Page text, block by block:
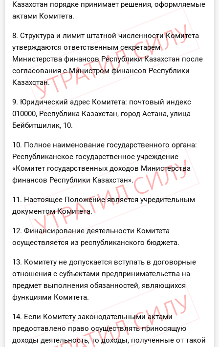
Казахстан порядке принимает решения, оформляемые
актами Комитета.
8. Структура и лимит штатной численности Комитета
утверждаются ответственным секретарем
Министерства финансов Республики Казахстан после
согласования с Министром финансов Республики
Казахстан.
9. Юридический адрес Комитета: почтовый индекс
010000, Республика Казахстан, город Астана, улица
Бейбитшилик, 10.
10. Полное наименование государственного органа:
Республиканское государственное учреждение
«Комитет государственных доходов Министерства
финансов Республики Казахстан».
11. Настоящее Положение является учредительным
документом Комитета.
12. Финансирование деятельности Комитета
осуществляется из республиканского бюджета.
13. Комитету не допускается вступать в договорные
отношения с субъектами предпринимательства на
предмет выполнения обязанностей, являющихся
функциями Комитета.
14. Если Комитету законодательными актами
предоставлено право осуществлять приносящую
доходы деятельность, то доходы, полученные от такой